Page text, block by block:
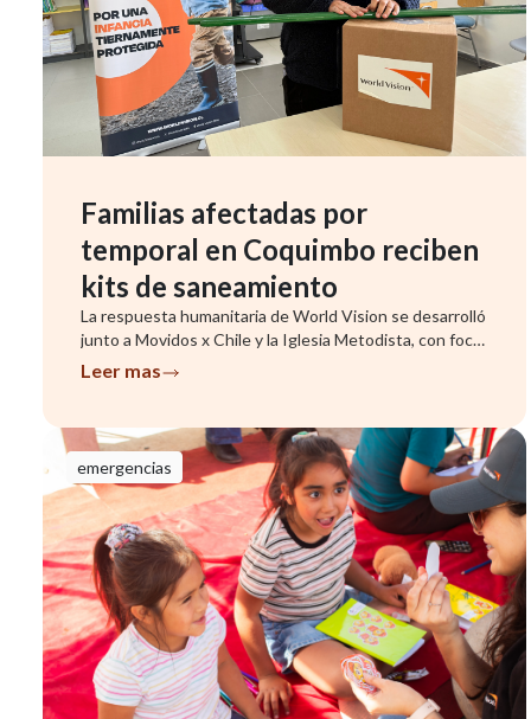
Familias afectadas por
temporal en Coquimbo reciben
kits de saneamiento
La respuesta humanitaria de World Vision se desarrolló
junto a Movidos x Chile y la Iglesia Metodista, con foco
en famil...
Leer mas
emergencias